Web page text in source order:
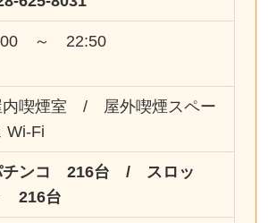
～ 22:50
内喫煙室 / 屋外喫煙スペー
Wi-Fi
チンコ 216台 / スロッ
216台